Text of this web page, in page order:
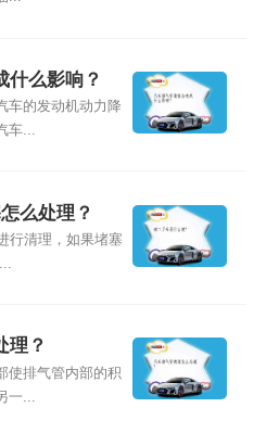
什么影响？
车的发动机动力降
车...
么处理？
行清理，如果堵塞
理？
使排气管内部的积
一...